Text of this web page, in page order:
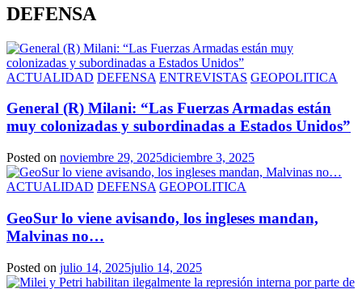
DEFENSA
ACTUALIDAD DEFENSA ENTREVISTAS GEOPOLITICA
General (R) Milani: “Las Fuerzas Armadas están
muy colonizadas y subordinadas a Estados Unidos”
Posted on noviembre 29, 2025diciembre 3, 2025
ACTUALIDAD DEFENSA GEOPOLITICA
GeoSur lo viene avisando, los ingleses mandan,
Malvinas no…
Posted on julio 14, 2025julio 14, 2025